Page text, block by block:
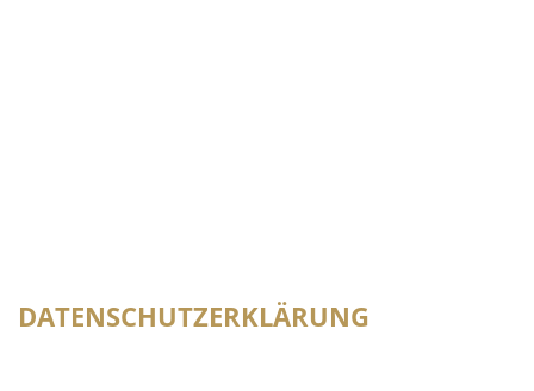
DATENSCHUTZERKLÄRUNG